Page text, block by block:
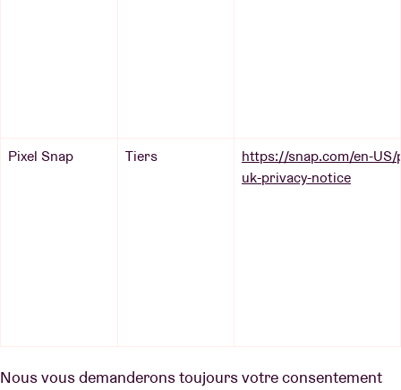
Pixel Snap Tiers
https://snap.com/en-US/
uk-privacy-notice
Nous vous demanderons toujours votre consentement